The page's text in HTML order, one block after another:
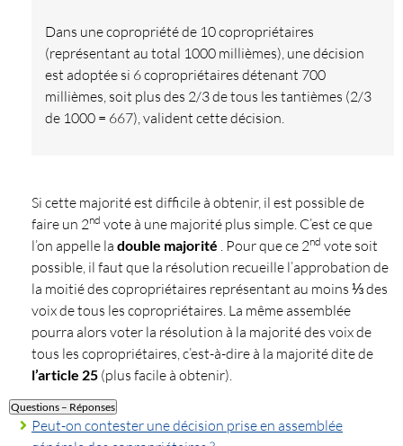
Dans une copropriété de 10 copropriétaires
(représentant au total 1000 millièmes), une décision
est adoptée si 6 copropriétaires détenant 700
millièmes, soit plus des 2/3 de tous les tantièmes (2/3
de 1000 = 667), valident cette décision.
Si cette majorité est difficile à obtenir, il est possible de
faire un 2nd vote à une majorité plus simple. C’est ce que
l’on appelle la double majorité . Pour que ce 2nd vote soit
possible, il faut que la résolution recueille l’approbation de
la moitié des copropriétaires représentant au moins ⅓ des
voix de tous les copropriétaires. La même assemblée
pourra alors voter la résolution à la majorité des voix de
tous les copropriétaires, c’est-à-dire à la majorité dite de
l’article 25 (plus facile à obtenir).
Questions – Réponses
Peut-on contester une décision prise en assemblée